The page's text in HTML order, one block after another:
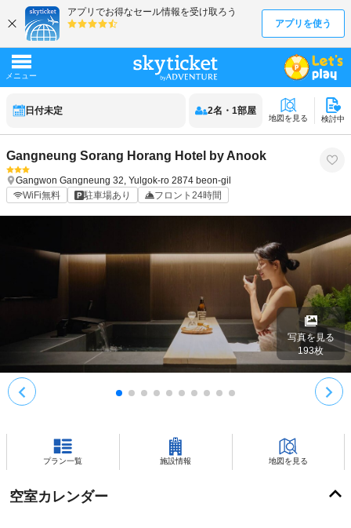
日付未定 2名 ・ 1部屋
地図を見る 検討中
Gangneung Sorang Horang Hotel by Anook
Gangwon Gangneung 32, Yulgok-ro 2874 beon-gil
WiFi無料
駐車場あり フロント24時間
写真を見る
193枚
プラン一覧 施設情報 地図を見る
空室カレンダー